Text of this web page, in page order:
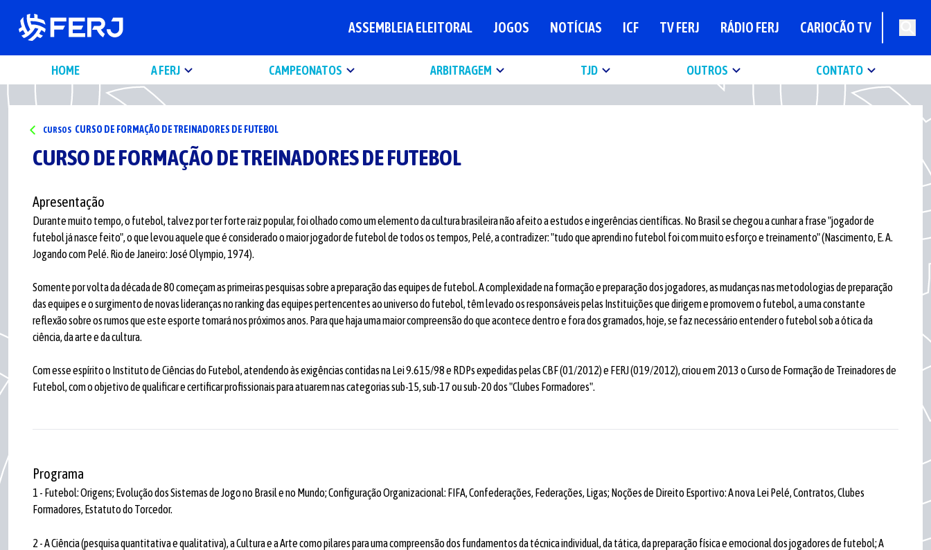
ASSEMBLEIA ELEITORAL JOGOS NOTÍCIAS ICF TV FERJ RÁDIO FERJ CARIOCÃO TV
HOME A FERJ CAMPEONATOS ARBITRAGEM TJD OUTROS CONTATO
CURSOS CURSO DE FORMAÇÃO DE TREINADORES DE FUTEBOL
CURSO DE FORMAÇÃO DE TREINADORES DE FUTEBOL
Apresentação
Durante muito tempo, o futebol, talvez por ter forte raiz popular, foi olhado como um elemento da cultura brasileira não afeito a estudos e ingerências científicas. No Brasil se chegou a cunhar a frase "jogador de
futebol já nasce feito", o que levou aquele que é considerado o maior jogador de futebol de todos os tempos, Pelé, a contradizer: "tudo que aprendi no futebol foi com muito esforço e treinamento" (Nascimento, E. A.
Jogando com Pelé. Rio de Janeiro: José Olympio, 1974).
Somente por volta da década de 80 começam as primeiras pesquisas sobre a preparação das equipes de futebol. A complexidade na formação e preparação dos jogadores, as mudanças nas metodologias de preparação
das equipes e o surgimento de novas lideranças no ranking das equipes pertencentes ao universo do futebol, têm levado os responsáveis pelas Instituições que dirigem e promovem o futebol, a uma constante
reflexão sobre os rumos que este esporte tomará nos próximos anos. Para que haja uma maior compreensão do que acontece dentro e fora dos gramados, hoje, se faz necessário entender o futebol sob a ótica da
ciência, da arte e da cultura.
Com esse espírito o Instituto de Ciências do Futebol, atendendo às exigências contidas na Lei 9.615/98 e RDPs expedidas pelas CBF (01/2012) e FERJ (019/2012), criou em 2013 o Curso de Formação de Treinadores de
Futebol, com o objetivo de qualificar e certificar profissionais para atuarem nas categorias sub-15, sub-17 ou sub-20 dos "Clubes Formadores".
Programa
1 - Futebol: Origens; Evolução dos Sistemas de Jogo no Brasil e no Mundo; Configuração Organizacional: FIFA, Confederações, Federações, Ligas; Noções de Direito Esportivo: A nova Lei Pelé, Contratos, Clubes
Formadores, Estatuto do Torcedor.
2 - A Ciência (pesquisa quantitativa e qualitativa), a Cultura e a Arte como pilares para uma compreensão dos fundamentos da técnica individual, da tática, da preparação física e emocional dos jogadores de futebol; A